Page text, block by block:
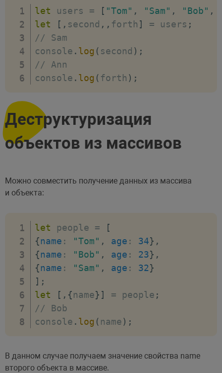
let users = [ "Tom" , "Sam" , "Bob" ,
let
[ , second , , forth ] = users ;
// Sam
console . log ( second ) ;
// Ann
console . log ( forth ) ;
Деструктуризация
объектов из массивов
Можно совместить получение данных из массива
и объекта:
let people =
[
{name : "Tom" , age : 34} ,
{name : "Bob" , age : 23} ,
{name : "Sam" , age : 32}
] ;
let
[ , {name} ] = people ;
// Bob
console . log ( name) ;
В данном случае получаем значение свойства name
второго объекта в массиве.